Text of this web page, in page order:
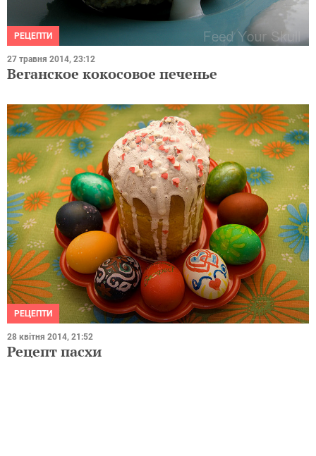
РЕЦЕПТИ
27 травня 2014, 23:12
Веганское кокосовое печенье
РЕЦЕПТИ
28 квітня 2014, 21:52
Рецепт пасхи